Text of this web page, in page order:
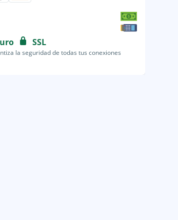
SSL
la seguridad de todas tus conexiones